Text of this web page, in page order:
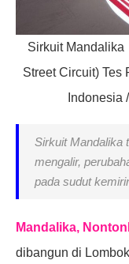
Sirkuit Mandalika
Street Circuit) Tes
Indonesia
Sirkuit Mandalika
mengalir,
pada sudut
Mandalika,
dibangun di